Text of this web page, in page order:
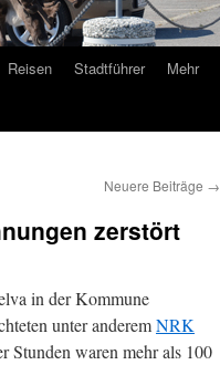
Reisen Stadtführer Mehr
Neuere Beiträge →
zerstört
in der Kommune
unter anderemNRK
Stunden waren mehr als 100